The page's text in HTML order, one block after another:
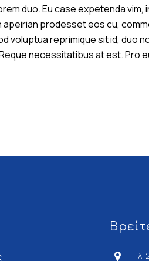
duo. Eu case expetenda
prodesset eos cu,
voluptua reprimique sit id, duo
necessitatibus at est. Pro
Πλ.